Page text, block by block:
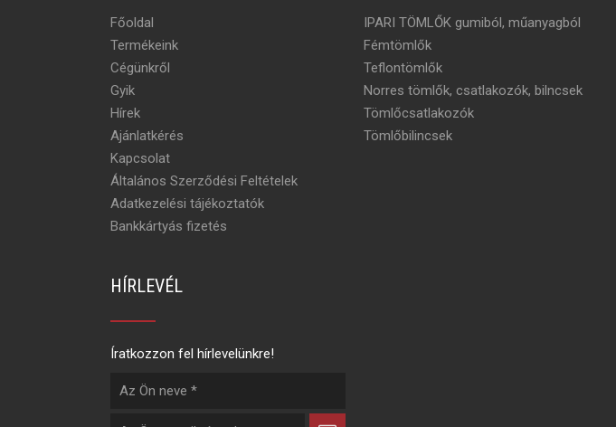
Főoldal
Termékeink
Cégünkről
Gyik
Hírek
Ajánlatkérés
Kapcsolat
Általános Szerződési Feltételek
Adatkezelési tájékoztatók
Bankkártyás fizetés
IPARI TÖMLŐK gumiból, műanyagból
Fémtömlők
Teflontömlők
Norres tömlők, csatlakozók, bilncsek
Tömlőcsatlakozók
Tömlőbilincsek
HÍRLEVÉL
Íratkozzon fel hírlevelünkre!